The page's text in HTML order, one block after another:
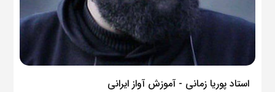
استاد پوریا زمانی - آموزش آواز ایرانی